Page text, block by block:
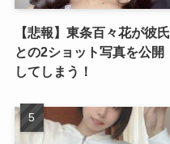
【悲報】東条百々花が彼氏
との2ショット写真を公開
してしまう！